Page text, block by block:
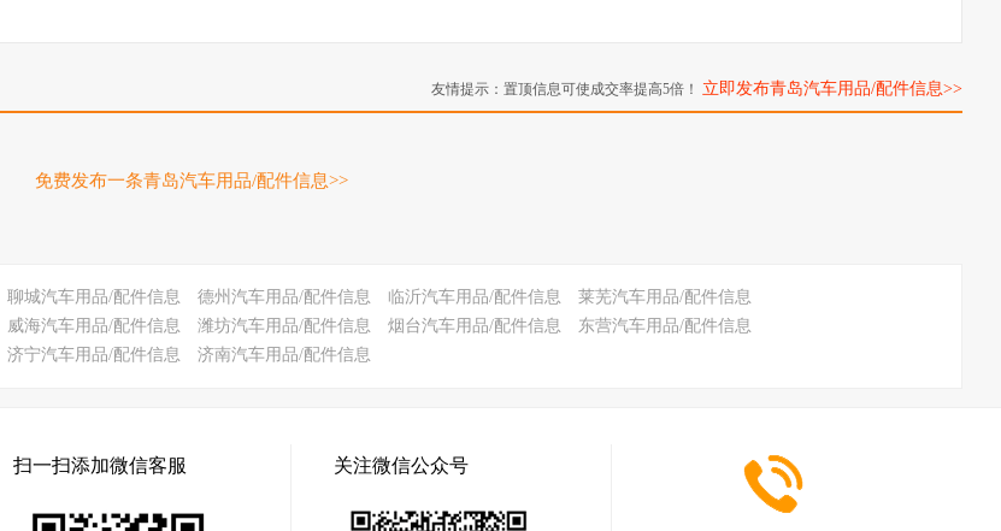
友情提示：置顶信息可使成交率提高5倍！ 立即发布青岛汽车用品/配件信息>>
免费发布一条青岛汽车用品/配件信息>>
聊城汽车用品/配件信息 德州汽车用品/配件信息 临沂汽车用品/配件信息
莱芜汽车用品/配件信息
威海汽车用品/配件信息 潍坊汽车用品/配件信息 烟台汽车用品/配件信息
东营汽车用品/配件信息
济宁汽车用品/配件信息 济南汽车用品/配件信息
扫一扫添加微信客服 关注微信公众号